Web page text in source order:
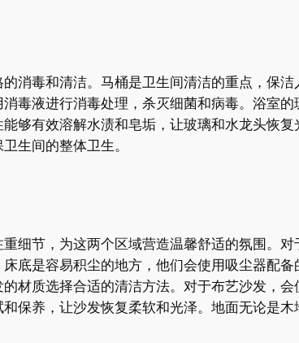
消毒和清洁。马桶是卫生间清洁的重点，保
毒液进行消毒处理，杀灭细菌和病毒。浴室
够有效溶解水渍和皂垢，让玻璃和水龙头恢
生间的整体卫生。
细节，为这两个区域营造温馨舒适的氛围。
底是容易积尘的地方，他们会使用吸尘器配备
材质选择合适的清洁方法。对于布艺沙发，
保养，让沙发恢复柔软和光泽。地面无论是